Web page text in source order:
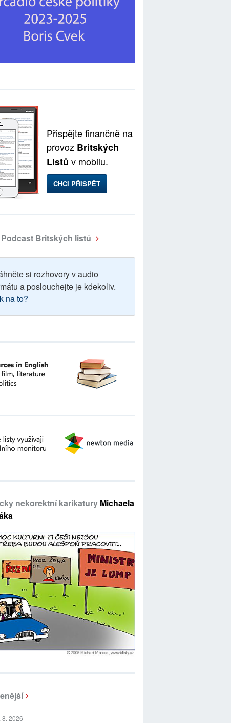
Přispějte finančně na
provoz Britských
Listů v mobilu.
CHCI PŘISPĚT
Podcast Britských listů
si rozhovory v audio
a poslouchejte je kdekoliv.
na to?
nekorektní karikatury Michaela
8. 2026